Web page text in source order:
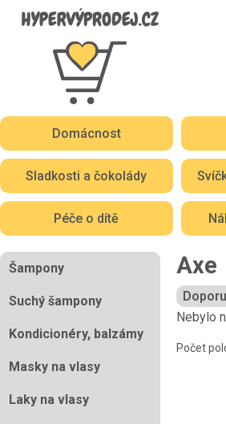
Domácnost
Sladkosti a čokolády
Péče o dítě
Šampony
Suchý šampony
Kondicionéry, balzámy
Masky na vlasy
Laky na vlasy
Axe
Nebylo
Počet